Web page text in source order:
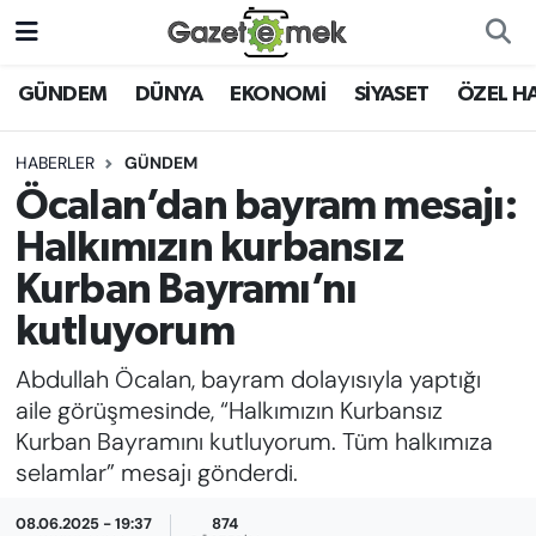
GÜNDEM DÜNYA EKONOMİ SİYASET ÖZEL
HABERLER GÜNDEM
Öcalan’dan bayram mesajı:
Halkımızın kurbansız
Kurban Bayramı’nı
kutluyorum
Abdullah Öcalan, bayram dolayısıyla yaptığı
aile görüşmesinde, “Halkımızın Kurbansız
Kurban Bayramını kutluyorum. Tüm halkımıza
selamlar” mesajı gönderdi.
08.06.2025 - 19:37 874
DÜNYA
EKONOMİ
EMEK HABERLERİ
YENİ MEDYADA EMEK
GAZETECİLİĞİNİ GELİŞTİRMEK
FAYDALI BİLGİLER
GÜNDEM
EĞİTİM
Nöbetçi Eczaneler
Hava Durumu
İstanbul Namaz Vakitleri
Trafik Durumu
Süper Lig Puan Durumu ve Fikstür
Tüm Manşetler
Son Dakika Haberleri
Haber Arşivi